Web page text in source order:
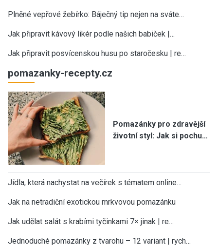
Plněné vepřové žebírko: Báječný tip nejen na sváte…
Jak připravit kávový likér podle našich babiček |…
Jak připravit posvícenskou husu po staročesku | re…
pomazanky-recepty.cz
Pomazánky pro zdravější
životní styl: Jak si pochu…
Jídla, která nachystat na večírek s tématem online…
Jak na netradiční exotickou mrkvovou pomazánku
Jak udělat salát s krabími tyčinkami 7× jinak | re…
Jednoduché pomazánky z tvarohu – 12 variant | rych…